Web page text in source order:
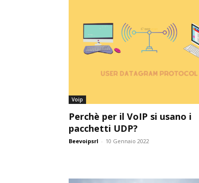
Voip
Perchè per il VoIP si usano i
pacchetti UDP?
Beevoipsrl - 10 Gennaio 2022